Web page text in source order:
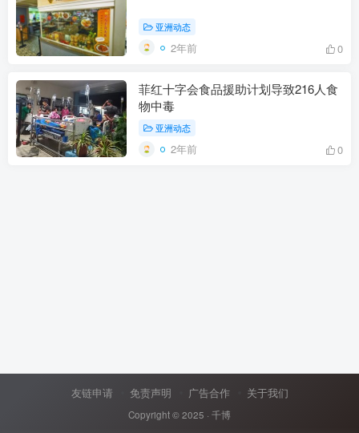
亚洲动态
2年前 0
菲红十字会食品援助计划导致216人食
物中毒
亚洲动态
2年前 0
友链申请 免责声明 广告合作 关于我们
Copyright © 2025 · 千博